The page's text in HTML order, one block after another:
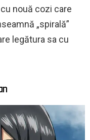
nouă cozi care
„spirală”
legătura sa cu